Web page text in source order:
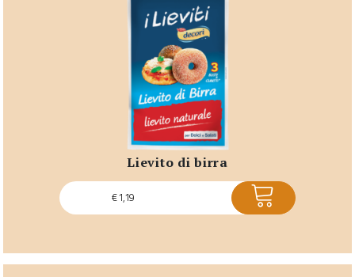
lievito di birra
€1,19 ACQUISTA